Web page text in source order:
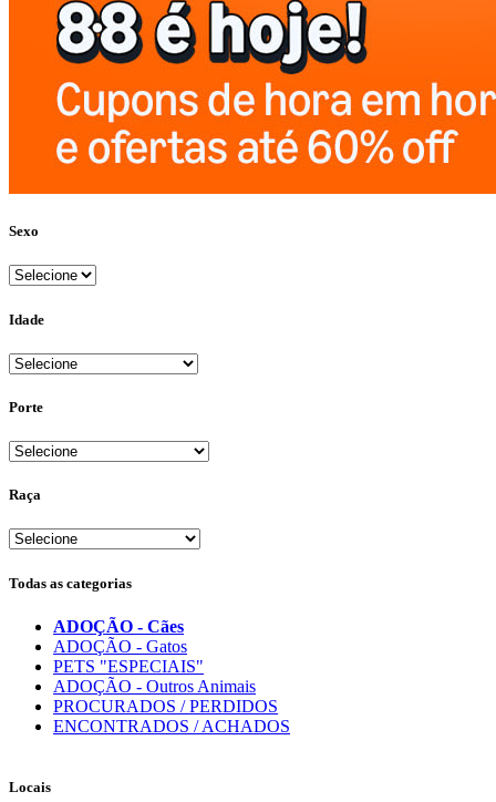
Sexo
Idade
Porte
Raça
Todas as categorias
ADOÇÃO - Cães
ADOÇÃO - Gatos
PETS "ESPECIAIS"
ADOÇÃO - Outros Animais
PROCURADOS / PERDIDOS
ENCONTRADOS / ACHADOS
Locais